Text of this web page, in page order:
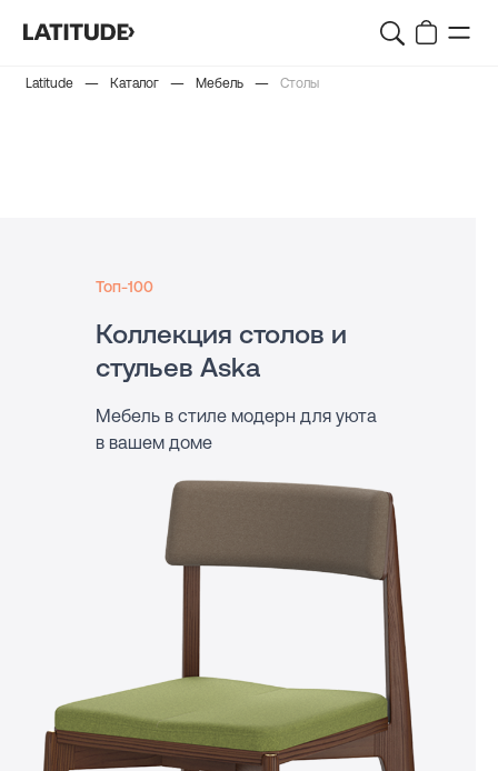
Latitude — Каталог — Мебель — Столы
Топ-100
Коллекция столов и
стульев Aska
Мебель в стиле модерн для уюта
в вашем доме